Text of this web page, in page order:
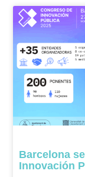
Barcelona
Innovación